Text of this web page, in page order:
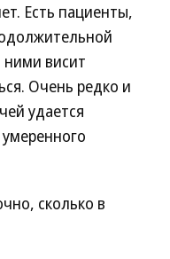
Есть пациенты,
висит
Очень редко и
удается
сколько в